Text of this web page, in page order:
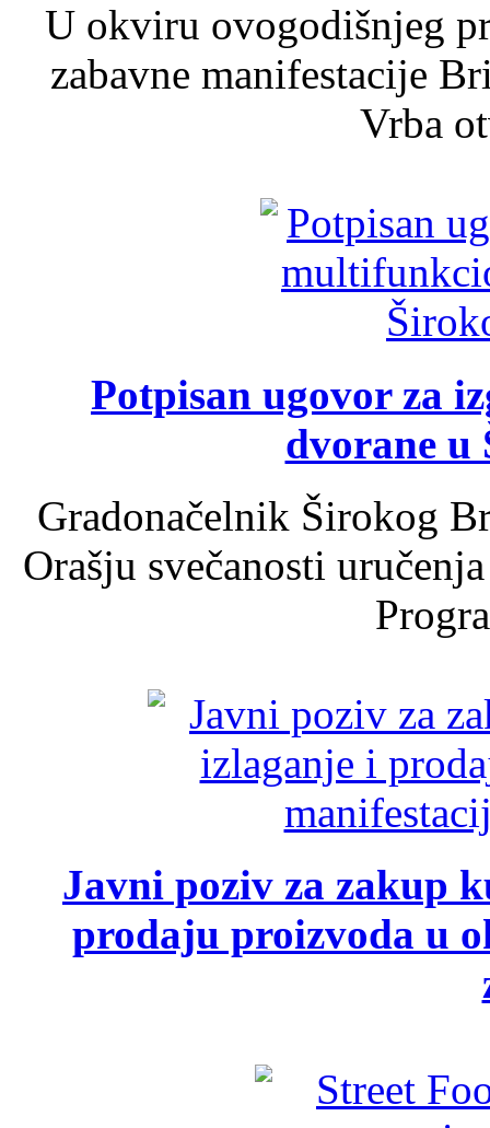
U okviru ovogodišnjeg
zabavne manifestacije
Vrba
Potpisan ugovor za
dvorane u
Gradonačelnik Širokog
Orašju svečanosti
Javni poziv za zakup
prodaju proizvoda u